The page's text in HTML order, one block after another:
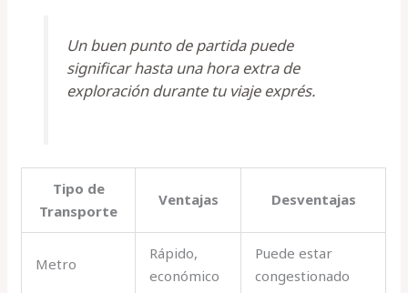
Un buen punto de partida puede
significar hasta una hora extra de
exploración durante tu viaje exprés.
Tipo de
Transporte
Ventajas Desventajas
Metro
Rápido,
económico
Puede estar
congestionado